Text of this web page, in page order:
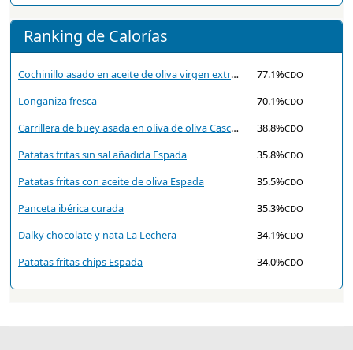
Ranking de Calorías
Cochinillo asado en aceite de oliva virgen extra Cascajares 77.1%CDO
Longaniza fresca 70.1%CDO
Carrillera de buey asada en oliva de oliva Cascajares 38.8%CDO
Patatas fritas sin sal añadida Espada 35.8%CDO
Patatas fritas con aceite de oliva Espada 35.5%CDO
Panceta ibérica curada 35.3%CDO
Dalky chocolate y nata La Lechera 34.1%CDO
Patatas fritas chips Espada 34.0%CDO